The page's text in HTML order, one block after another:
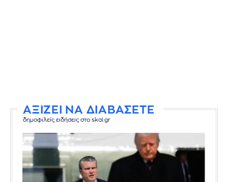
ΑΞΙΖΕΙ ΝΑ ΔΙΑΒΑΣΕΤΕ
δημοφιλείς ειδήσεις στο skai.gr